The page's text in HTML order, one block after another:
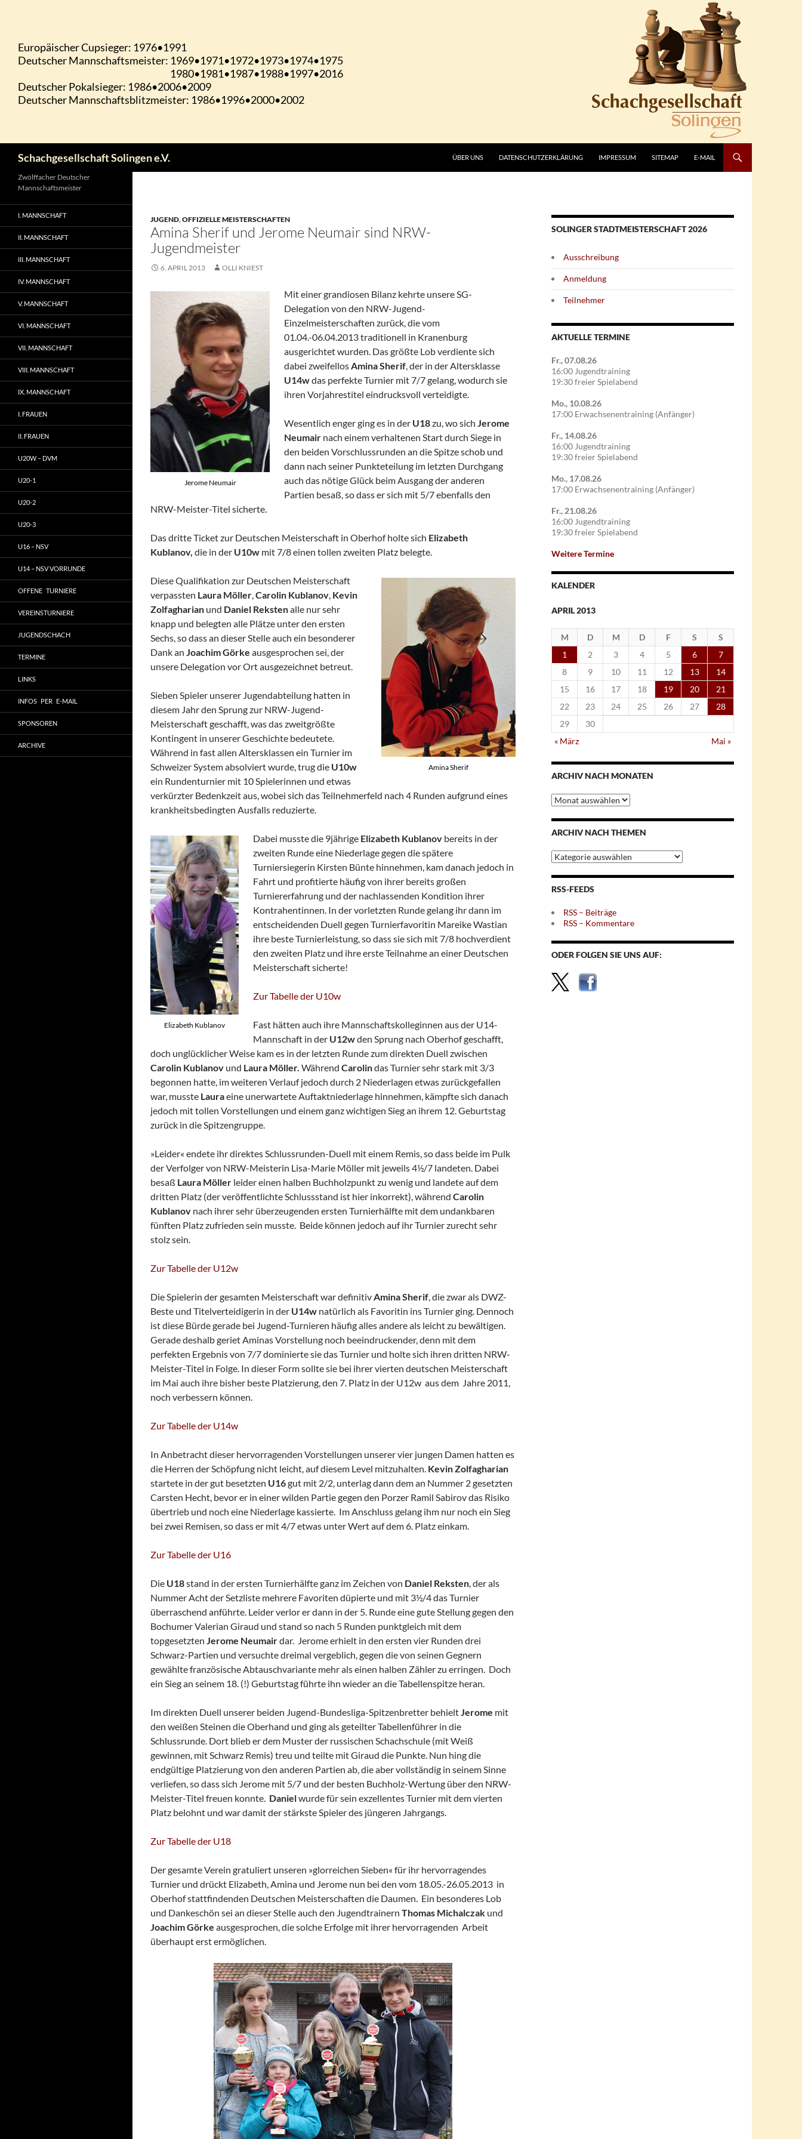
Schachgesellschaft Solingen e.V. ÜBER UNS DATENSCHUTZERKLÄRUNG IMPRESSUM SITEMAP E-MAIL
JUGEND,OFFIZIELLE MEISTERSCHAFTEN
Amina Sherif und Jerome Neumair sind NRW-
Jugendmeister
6. APRIL 2013 OLLI KNIEST
Jerome Neumair
Mit einer grandiosen Bilanz kehrte unsere SG-
Delegation von den NRW-Jugend-
Einzelmeisterschaften zurück, die vom
01.04.-06.04.2013 traditionell in Kranenburg
ausgerichtet wurden. Das größte Lob verdiente sich
dabei zweifellosAmina Sherif, der in der Altersklasse
U14wdas perfekte Turnier mit 7/7 gelang, wodurch sie
ihren Vorjahrestitel eindrucksvoll verteidigte.
Wesentlich enger ging es in der U18zu, wo sich Jerome
Neumair nach einem verhaltenen Start durch Siege in
den beiden Vorschlussrunden an die Spitze schob und
dann nach seiner Punkteteilung im letzten Durchgang
auch das nötige Glück beim Ausgang der anderen
Partien besaß, so dass er sich mit 5/7 ebenfalls den
NRW-Meister-Titel sicherte.
Das dritte Ticket zur Deutschen Meisterschaft in Oberhof holte sich Elizabeth
Kublanov, die in der U10w mit 7/8 einen tollen zweiten Platz belegte.
Amina Sherif
Diese Qualifikation zur Deutschen Meisterschaft
verpassten Laura Möller,Carolin Kublanov, Kevin
Zolfagharian und Daniel Rekstenalle nur sehr
knapp und belegten alle Plätze unter den ersten
Sechs, so dass an dieser Stelle auch ein besonderer
Dank an Joachim Görke ausgesprochen sei, der
unsere Delegation vor Ort ausgezeichnet betreut.
Sieben Spieler unserer Jugendabteilung hatten in
diesem Jahr den Sprung zur NRW-Jugend-
Meisterschaft geschafft, was das zweitgrößte
Kontingent in unserer Geschichte bedeutete.
Während in fast allen Altersklassen ein Turnier im
Schweizer System absolviert wurde, trug die U10w
ein Rundenturnier mit 10 Spielerinnen und etwas
verkürzter Bedenkzeit aus, wobei sich das Teilnehmerfeld nach 4 Runden aufgrund eines
krankheitsbedingten Ausfalls reduzierte.
Elizabeth Kublanov
Dabei musste die 9jährige Elizabeth Kublanov bereits in der
zweiten Runde eine Niederlage gegen die spätere
Turniersiegerin Kirsten Bünte hinnehmen, kam danach jedoch in
Fahrt und profitierte häufig von ihrer bereits großen
Turniererfahrung und der nachlassenden Kondition ihrer
Kontrahentinnen. In der vorletzten Runde gelang ihr dann im
entscheidenden Duell gegen Turnierfavoritin Mareike Wastian
ihre beste Turnierleistung, so dass sie sich mit 7/8 hochverdient
den zweiten Platz und ihre erste Teilnahme an einer Deutschen
Meisterschaft sicherte!
Zur Tabelle der U10w
Fast hätten auch ihre Mannschaftskolleginnen aus der U14-
Mannschaft in der U12wden Sprung nach Oberhof geschafft,
doch unglücklicher Weise kam es in der letzten Runde zum direkten Duell zwischen
Carolin Kublanov und Laura Möller. Während Carolindas Turnier sehr stark mit 3/3
begonnen hatte, im weiteren Verlauf jedoch durch 2 Niederlagen etwas zurückgefallen
war, musste Lauraeine unerwartete Auftaktniederlage hinnehmen, kämpfte sich danach
jedoch mit tollen Vorstellungen und einem ganz wichtigen Sieg an ihrem 12. Geburtstag
zurück in die Spitzengruppe.
»Leider« endete ihr direktes Schlussrunden-Duell mit einem Remis, so dass beide im Pulk
der Verfolger von NRW-Meisterin Lisa-Marie Möller mit jeweils 4½/7 landeten. Dabei
besaß Laura Möller leider einen halben Buchholzpunkt zu wenig und landete auf dem
dritten Platz (der veröffentlichte Schlussstand ist hier inkorrekt), während Carolin
Kublanov nach ihrer sehr überzeugenden ersten Turnierhälfte mit dem undankbaren
fünften Platz zufrieden sein musste. Beide können jedoch auf ihr Turnier zurecht sehr
stolz sein.
Zur Tabelle der U12w
Die Spielerin der gesamten Meisterschaft war definitivAmina Sherif, die zwar als DWZ-
Beste und Titelverteidigerin in der U14w natürlich als Favoritin ins Turnier ging. Dennoch
ist diese Bürde gerade bei Jugend-Turnieren häufig alles andere als leicht zu bewältigen.
Gerade deshalb geriet Aminas Vorstellung noch beeindruckender, denn mit dem
perfekten Ergebnis von 7/7 dominierte sie das Turnier und holte sich ihren dritten NRW-
Meister-Titel in Folge. In dieser Form sollte sie bei ihrer vierten deutschen Meisterschaft
im Mai auch ihre bisher beste Platzierung, den 7. Platz in der U12w aus dem Jahre 2011,
noch verbessern können.
Zur Tabelle der U14w
In Anbetracht dieser hervorragenden Vorstellungen unserer vier jungen Damen hatten es
die Herren der Schöpfung nicht leicht, auf diesem Level mitzuhalten. Kevin Zolfagharian
startete in der gut besetzten U16gut mit 2/2, unterlag dann dem an Nummer 2 gesetzten
Carsten Hecht, bevor er in einer wilden Partie gegen den Porzer Ramil Sabirov das Risiko
übertrieb und noch eine Niederlage kassierte. Im Anschluss gelang ihm nur noch ein Sieg
bei zwei Remisen, so dass er mit 4/7 etwas unter Wert auf dem 6. Platz einkam.
Zur Tabelle der U16
Die U18stand in der ersten Turnierhälfte ganz im Zeichen von Daniel Reksten, der als
Nummer Acht der Setzliste mehrere Favoriten düpierte und mit 3½/4 das Turnier
überraschend anführte. Leider verlor er dann in der 5. Runde eine gute Stellung gegen den
Bochumer Valerian Giraud und stand so nach 5 Runden punktgleich mit dem
topgesetzten Jerome Neumairdar. Jerome erhielt in den ersten vier Runden drei
Schwarz-Partien und versuchte dreimal vergeblich, gegen die von seinen Gegnern
gewählte französische Abtauschvariante mehr als einen halben Zähler zu erringen. Doch
ein Sieg an seinem 18. (!) Geburtstag führte ihn wieder an die Tabellenspitze heran.
Im direkten Duell unserer beiden Jugend-Bundesliga-Spitzenbretter behieltJerome mit
den weißen Steinen die Oberhand und ging als geteilter Tabellenführer in die
Schlussrunde. Dort blieb er dem Muster der russischen Schachschule (mit Weiß
gewinnen, mit Schwarz Remis) treu und teilte mit Giraud die Punkte. Nun hing die
endgültige Platzierung von den anderen Partien ab, die aber vollständig in seinem Sinne
verliefen, so dass sich Jerome mit 5/7 und der besten Buchholz-Wertung über den NRW-
Meister-Titel freuen konnte. Danielwurde für sein exzellentes Turnier mit dem vierten
Platz belohnt und war damit der stärkste Spieler des jüngeren Jahrgangs.
Zur Tabelle der U18
Der gesamte Verein gratuliert unseren »glorreichen Sieben« für ihr hervorragendes
Turnier und drückt Elizabeth, Amina und Jerome nun bei den vom 18.05.-26.05.2013 in
Oberhof stattfindenden Deutschen Meisterschaften die Daumen. Ein besonderes Lob
und Dankeschön sei an dieser Stelle auch den Jugendtrainern Thomas Michalczak und
Joachim Görke ausgesprochen, die solche Erfolge mit ihrer hervorragenden Arbeit
überhaupt erst ermöglichen.
SOLINGER STADTMEISTERSCHAFT 2026
Ausschreibung
Anmeldung
Teilnehmer
AKTUELLE TERMINE
Fr., 07.08.26
16:00 Jugendtraining
19:30 freier Spielabend
Mo., 10.08.26
17:00 Erwachsenentraining (Anfänger)
Fr., 14.08.26
16:00 Jugendtraining
19:30 freier Spielabend
Mo., 17.08.26
17:00 Erwachsenentraining (Anfänger)
Fr., 21.08.26
16:00 Jugendtraining
19:30 freier Spielabend
Weitere Termine
KALENDER
APRIL 2013
M D M D F S
S
1
2 3 4 5 6
7
8
9 10 11 12 13
14
15
16 17 18 19 20
21
22
23 24 25 26 27
28
29
30
« März
Mai »
ARCHIV NACH MONATEN
Archiv
nach
Monaten
ARCHIV NACH THEMEN
Archiv
nach
Themen
RSS-FEEDS
RSS – Beiträge
RSS – Kommentare
ODER FOLGEN SIE UNS AUF:
Zwölffacher Deutscher
Mannschaftsmeister
I. MANNSCHAFT
II. MANNSCHAFT
III. MANNSCHAFT
IV. MANNSCHAFT
V. MANNSCHAFT
VI. MANNSCHAFT
VII. MANNSCHAFT
VIII. MANNSCHAFT
IX. MANNSCHAFT
I. FRAUEN
II. FRAUEN
U20W – DVM
U20-1
U20-2
U20-3
U16 – NSV
U14 – NSV VORRUNDE
OFFENE TURNIERE
VEREINSTURNIERE
JUGENDSCHACH
TERMINE
LINKS
INFOS PER E-MAIL
SPONSOREN
ARCHIVE